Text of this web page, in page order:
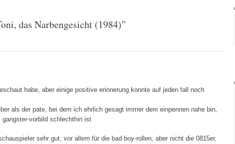
das Narbengesicht (1984)”
habe, aber einige positive erinnerung konnte auf jeden fall noch
als der pate, bei dem ich ehrlich gesagt immer dem einpennen nahe bin,
vorbild schlechthin ist
sehr gut, vor allem für die bad boy-rollen, aber nicht die 0815er,